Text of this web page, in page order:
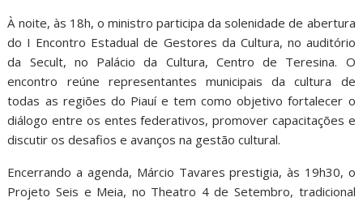
À noite, às 18h, o ministro participa da solenidade de abertura
do I Encontro Estadual de Gestores da Cultura, no auditório
da Secult, no Palácio da Cultura, Centro de Teresina. O
encontro reúne representantes municipais da cultura de
todas as regiões do Piauí e tem como objetivo fortalecer o
diálogo entre os entes federativos, promover capacitações e
discutir os desafios e avanços na gestão cultural.
Encerrando a agenda, Márcio Tavares prestigia, às 19h30, o
Projeto Seis e Meia, no Theatro 4 de Setembro, tradicional